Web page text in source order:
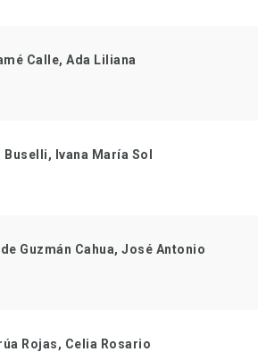
Calle, Ada Liliana
Buselli, Ivana María Sol
Guzmán Cahua, José Antonio
Rojas, Celia Rosario